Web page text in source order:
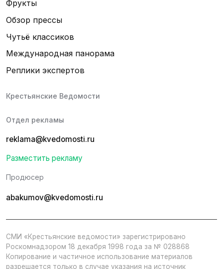
Фрукты
Обзор прессы
Чутьё классиков
Международная панорама
Реплики экспертов
Крестьянские Ведомости
Отдел рекламы
reklama@kvedomosti.ru
Разместить рекламу
Продюсер
abakumov@kvedomosti.ru
СМИ «Крестьянские ведомости» зарегистрировано
Роскомнадзором 18 декабря 1998 года за № 028868
Копирование и частичное использование материалов
разрешается только в случае указания на источник